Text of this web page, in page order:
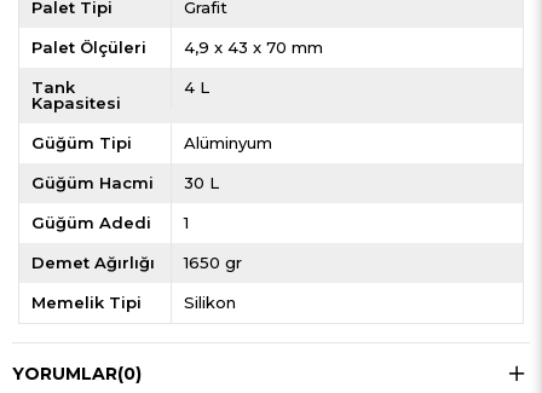
Palet Tipi Grafit
Palet Ölçüleri 4,9 x 43 x 70 mm
Tank
Kapasitesi
4 L
Güğüm Tipi Alüminyum
Güğüm Hacmi 30 L
Güğüm Adedi 1
Demet Ağırlığı 1650 gr
Memelik Tipi Silikon
YORUMLAR(0)